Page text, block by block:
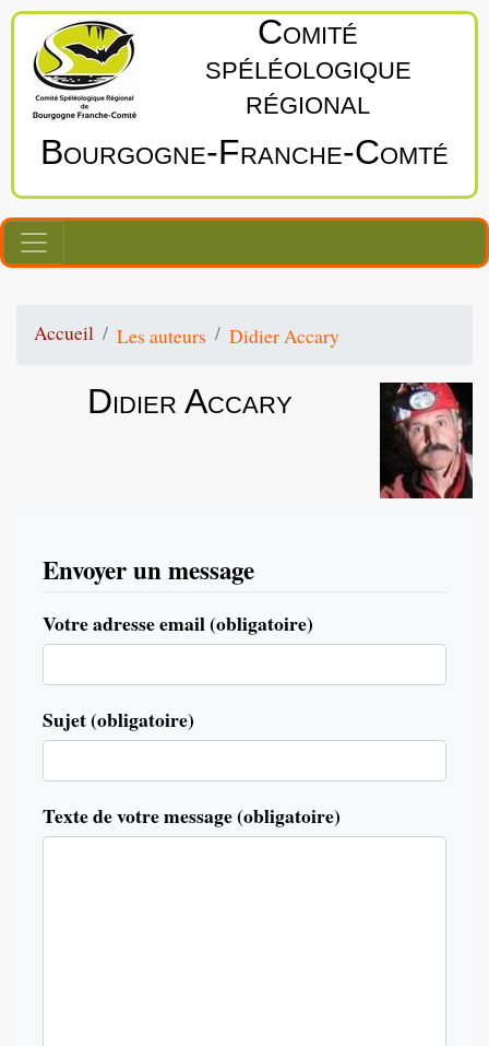
Comité
spéléologique
régional
Bourgogne‑Franche‑Comté
Accueil Les auteurs Didier Accary
Didier Accary
Envoyer un message
Votre adresse email (obligatoire)
Sujet (obligatoire)
Texte de votre message (obligatoire)